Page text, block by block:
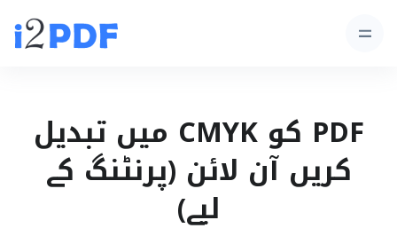
PDF کو CMYK میں تبدیل
کریں آن لائن (پرنٹنگ کے
لیے)